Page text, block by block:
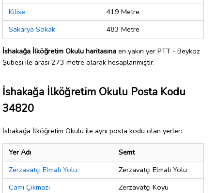
Kilise
419 Metre
Sakarya Sokak
483 Metre
İshakağa İlköğretim Okulu haritasına en yakın yer PTT - Beykoz
Şubesi ile arası 273 metre olarak hesaplanmıştır.
İshakağa İlköğretim Okulu Posta Kodu
34820
İshakağa İlköğretim Okulu ile aynı posta kodu olan yerler:
Yer Adı
Semt
Zerzavatçı Elmalı Yolu
Zerzavatçı Elmalı Yolu
Cami Çıkmazı
Zerzavatçı Köyü